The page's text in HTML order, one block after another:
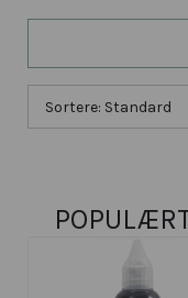
Sortere: Standard